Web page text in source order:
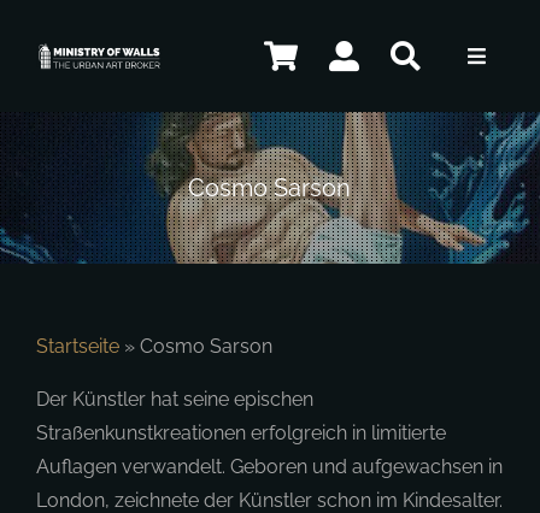
Inhalt
Toggle
Künstler
Shop
Kontakt
DE
Cosmo Sarson
Startseite » Cosmo Sarson
Der Künstler hat seine epischen
Straßenkunstkreationen erfolgreich in limitierte
Auflagen verwandelt. Geboren und aufgewachsen in
London, zeichnete der Künstler schon im Kindesalter.